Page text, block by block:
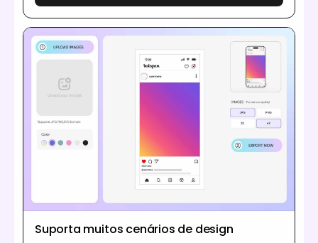
Suporta muitos cenários de design